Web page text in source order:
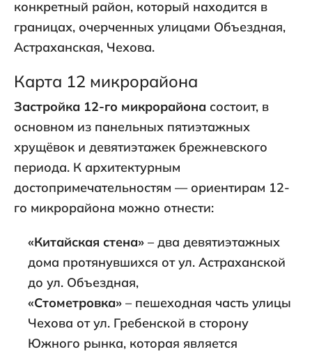
конкретный район, который находится в
границах, очерченных улицами Объездная,
Астраханская, Чехова.
Карта 12 микрорайона
Застройка 12-го микрорайона состоит, в
основном из панельных пятиэтажных
хрущёвок и девятиэтажек брежневского
периода. К архитектурным
достопримечательностям — ориентирам 12-
го микрорайона можно отнести:
«Китайская стена» – два девятиэтажных
дома протянувшихся от ул. Астраханской
до ул. Объездная,
«Стометровка» – пешеходная часть улицы
Чехова от ул. Гребенской в сторону
Южного рынка, которая является